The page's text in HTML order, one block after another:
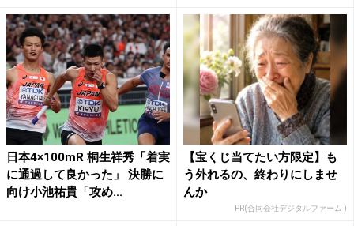
日本4×100mR 桐生祥秀「着実
に通過して良かった」 決勝に
向け小池祐貴「攻め...
【宝くじ当てたい方限定】も
う外れるの、終わりにしませ
んか
PR(合同会社デジタルファーム )